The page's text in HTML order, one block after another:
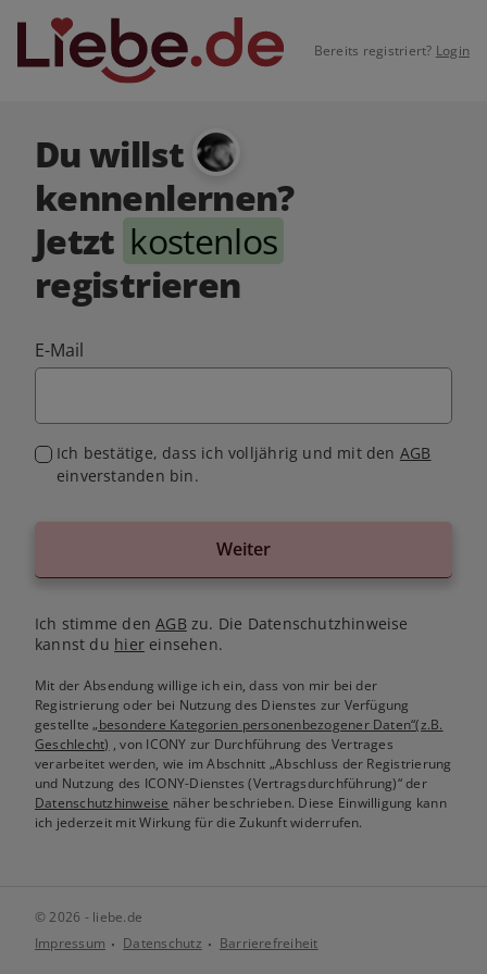
Bereits registriert? Login
Du willst
kennenlernen?
Jetzt kostenlos
registrieren
E-Mail
Ich bestätige, dass ich volljährig und mit den AGB
einverstanden bin.
Weiter
Ich stimme denAGB zu. Die Datenschutzhinweise
kannst du hiereinsehen.
Mit der Absendung willige ich ein, dass von mir bei der
Registrierung oder bei Nutzung des Dienstes zur Verfügung
gestellte„besondere Kategorien personenbezogener Daten“(z.B.
Geschlecht) , von ICONY zur Durchführung des Vertrages
verarbeitet werden, wie im Abschnitt „Abschluss der Registrierung
und Nutzung des ICONY-Dienstes (Vertragsdurchführung)“ der
Datenschutzhinweise näher beschrieben. Diese Einwilligung kann
ich jederzeit mit Wirkung für die Zukunft widerrufen.
© 2026 - liebe.de
Impressum
Datenschutz Barrierefreiheit